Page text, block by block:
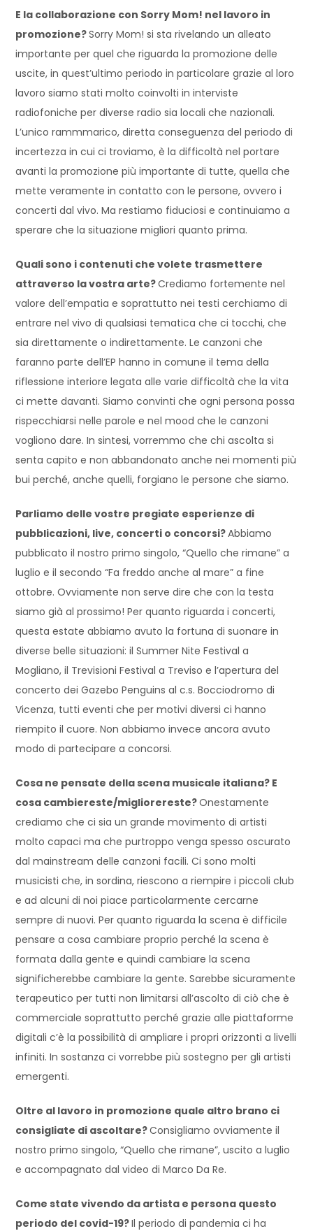
E la collaborazione con Sorry Mom! nel lavoro in
promozione?Sorry Mom! si sta rivelando un alleato
importante per quel che riguarda la promozione delle
uscite, in quest’ultimo periodo in particolare grazie al loro
lavoro siamo stati molto coinvolti in interviste
radiofoniche per diverse radio sia locali che nazionali.
L’unico rammmarico, diretta conseguenza del periodo di
incertezza in cui ci troviamo, è la difficoltà nel portare
avanti la promozione più importante di tutte, quella che
mette veramente in contatto con le persone, ovvero i
concerti dal vivo. Ma restiamo fiduciosi e continuiamo a
sperare che la situazione migliori quanto prima.
Quali sono i contenuti che volete trasmettere
attraverso la vostra arte?Crediamo fortemente nel
valore dell’empatia e soprattutto nei testi cerchiamo di
entrare nel vivo di qualsiasi tematica che ci tocchi, che
sia direttamente o indirettamente. Le canzoni che
faranno parte dell’EP hanno in comune il tema della
riflessione interiore legata alle varie difficoltà che la vita
ci mette davanti. Siamo convinti che ogni persona possa
rispecchiarsi nelle parole e nel mood che le canzoni
vogliono dare. In sintesi, vorremmo che chi ascolta si
senta capito e non abbandonato anche nei momenti più
bui perché, anche quelli, forgiano le persone che siamo.
Parliamo delle vostre pregiate esperienze di
pubblicazioni, live, concerti o concorsi?Abbiamo
pubblicato il nostro primo singolo, “Quello che rimane” a
luglio e il secondo “Fa freddo anche al mare” a fine
ottobre. Ovviamente non serve dire che con la testa
siamo già al prossimo! Per quanto riguarda i concerti,
questa estate abbiamo avuto la fortuna di suonare in
diverse belle situazioni: il Summer Nite Festival a
Mogliano, il Trevisioni Festival a Treviso e l’apertura del
concerto dei Gazebo Penguins al c.s. Bocciodromo di
Vicenza, tutti eventi che per motivi diversi ci hanno
riempito il cuore. Non abbiamo invece ancora avuto
modo di partecipare a concorsi.
Cosa ne pensate della scena musicale italiana? E
cosa cambiereste/migliorereste?Onestamente
crediamo che ci sia un grande movimento di artisti
molto capaci ma che purtroppo venga spesso oscurato
dal mainstream delle canzoni facili. Ci sono molti
musicisti che, in sordina, riescono a riempire i piccoli club
e ad alcuni di noi piace particolarmente cercarne
sempre di nuovi. Per quanto riguarda la scena è difficile
pensare a cosa cambiare proprio perché la scena è
formata dalla gente e quindi cambiare la scena
significherebbe cambiare la gente. Sarebbe sicuramente
terapeutico per tutti non limitarsi all’ascolto di ciò che è
commerciale soprattutto perché grazie alle piattaforme
digitali c’è la possibilità di ampliare i propri orizzonti a livelli
infiniti. In sostanza ci vorrebbe più sostegno per gli artisti
emergenti.
Oltre al lavoro in promozione quale altro brano ci
consigliate di ascoltare?Consigliamo ovviamente il
nostro primo singolo, “Quello che rimane”, uscito a luglio
e accompagnato dal video di Marco Da Re.
Come state vivendo da artista e persona questo
periodo del covid-19?Il periodo di pandemia ci ha